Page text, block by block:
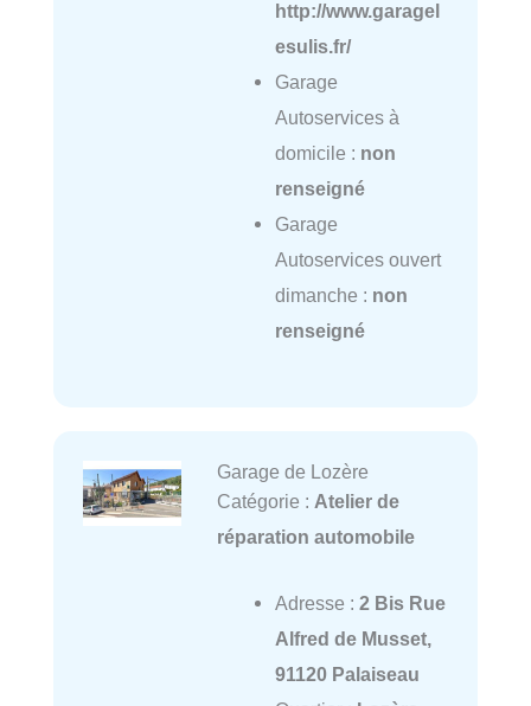
http://www.garagel
esulis.fr/
Garage
Autoservices à
domicile : non
renseigné
Garage
Autoservices ouvert
dimanche : non
renseigné
Garage de Lozère
Catégorie : Atelier de
réparation automobile
Adresse : 2 Bis Rue
Alfred de Musset,
91120 Palaiseau